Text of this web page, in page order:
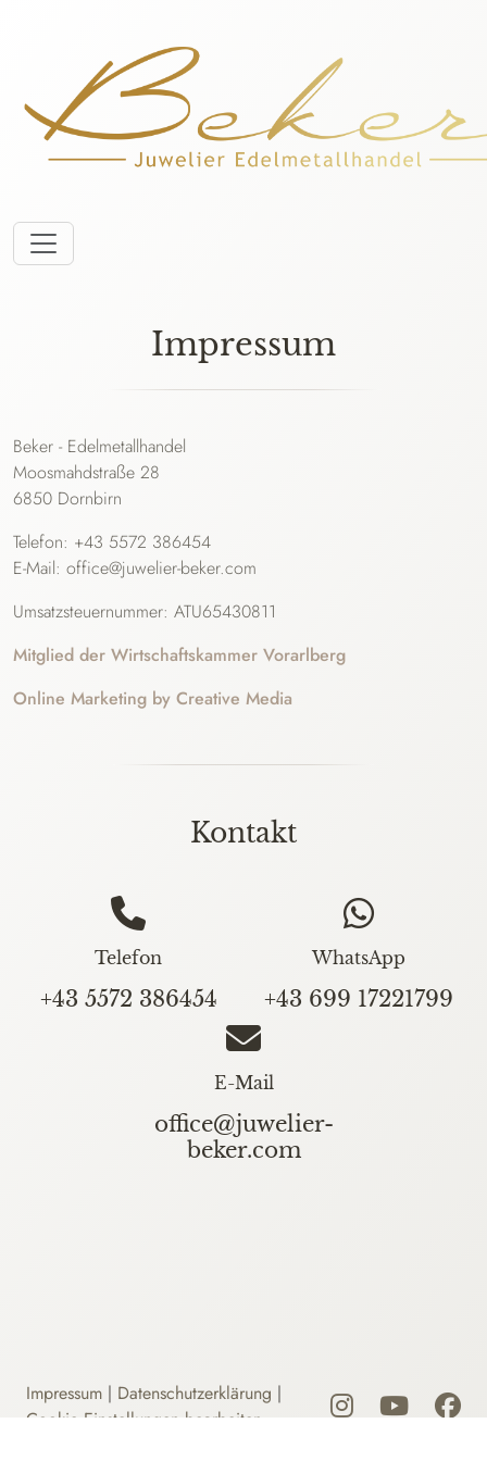
Impressum
Beker - Edelmetallhandel
Moosmahdstraße 28
6850 Dornbirn
Telefon: +43 5572 386454
E-Mail: office@juwelier-beker.com
Umsatzsteuernummer: ATU65430811
Mitglied der Wirtschaftskammer Vorarlberg
Online Marketing by Creative Media
Kontakt
Telefon
+43 5572 386454
WhatsApp
+43 699 17221799
E-Mail
office@juwelier-
beker.com
Impressum | Datenschutzerklärung |
Cookie Einstellungen bearbeiten